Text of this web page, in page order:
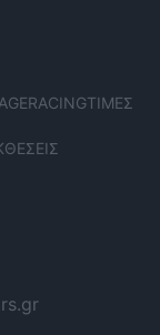
RACINGΤΙΜΈΣ